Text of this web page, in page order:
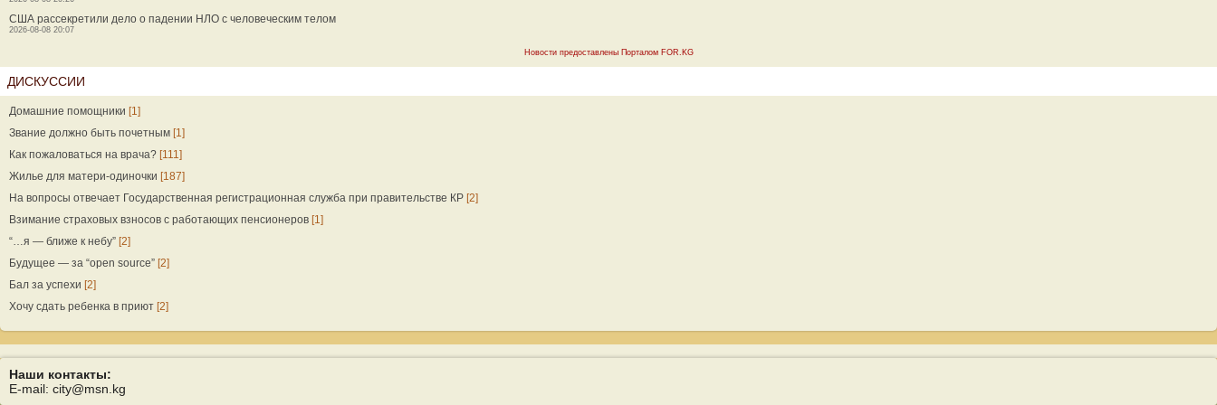
США рассекретили дело о падении НЛО с человеческим телом
2026-08-08 20:07
Новости предоставлены Порталом FOR.KG
ДИСКУССИИ
Домашние помощники [1]
Звание должно быть почетным [1]
Как пожаловаться на врача? [111]
Жилье для матери-одиночки [187]
На вопросы отвечает Государственная регистрационная служба при правительстве КР [2]
Взимание страховых взносов с работающих пенсионеров [1]
“…я — ближе к небу” [2]
Будущее — за “open source” [2]
Бал за успехи [2]
Хочу сдать ребенка в приют [2]
Наши контакты:
E-mail: city@msn.kg